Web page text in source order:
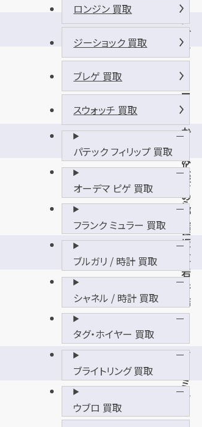
メ
ガ
セ
ン
タ
ー
ト
ラ
イ
ル
桜
の
郷
店
か
み
が
ら
上
稲
吉
店
坂
東
岩
井
店
セ
ミ
ヤ
モ
ロンジン 買取
ジーショック 買取
ブレゲ 買取
スウォッチ 買取
パテック フィリップ 買取
オーデマ ピゲ 買取
フランク ミュラー 買取
ブルガリ / 時計 買取
シャネル / 時計 買取
タグ・ホイヤー 買取
ブライトリング 買取
ウブロ 買取